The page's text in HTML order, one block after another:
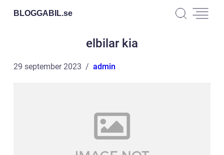
BLOGGABIL.se
elbilar kia
29 september 2023 admin